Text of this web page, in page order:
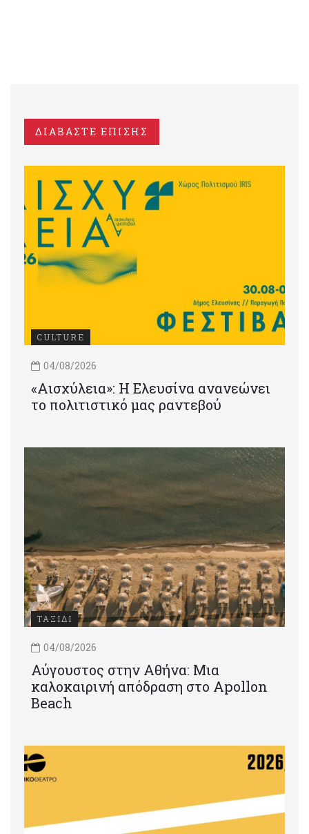
ΔΙΑΒΑΣΤΕ ΕΠΙΣΗΣ
CULTURE
04/08/2026
«Αισχύλεια»: Η Ελευσίνα ανανεώνει
το πολιτιστικό μας ραντεβού
ΤΑΞΙΔΙ
04/08/2026
Αύγουστος στην Αθήνα: Μια
καλοκαιρινή απόδραση στο Apollon
Beach